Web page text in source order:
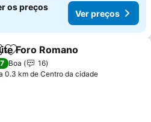
os preços
Ver preços
Adicionar aos favoritos
Foro Romano
Boa
16
0.3 km de Centro da cidade